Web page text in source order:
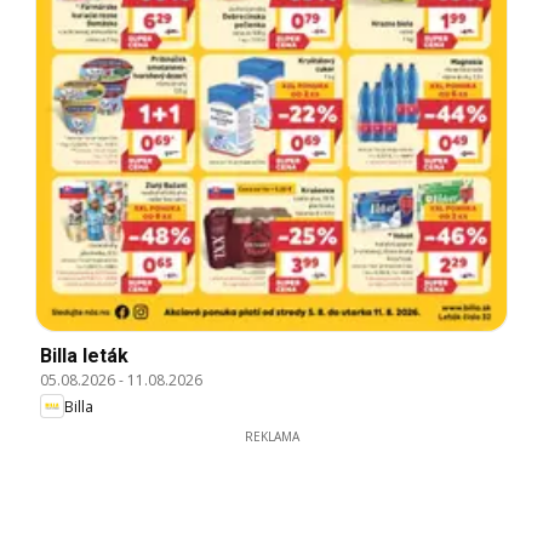
Billa leták
05.08.2026- 11.08.2026
Billa
REKLAMA